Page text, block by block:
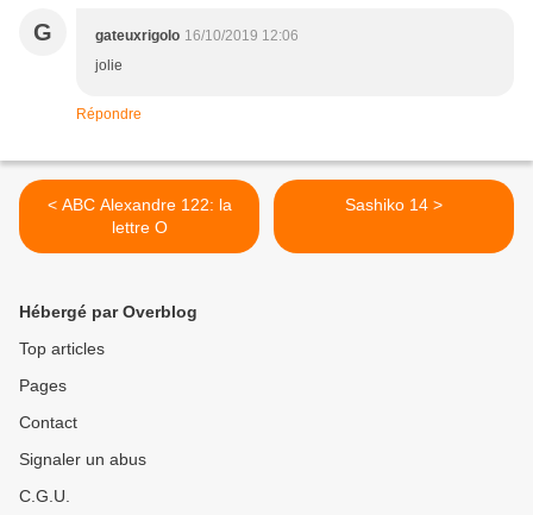
G gateuxrigolo 16/10/2019 12:06
jolie
Répondre
< ABC Alexandre 122: la
lettre O
Sashiko 14 >
Hébergé par Overblog
Top articles
Pages
Contact
Signaler un abus
C.G.U.